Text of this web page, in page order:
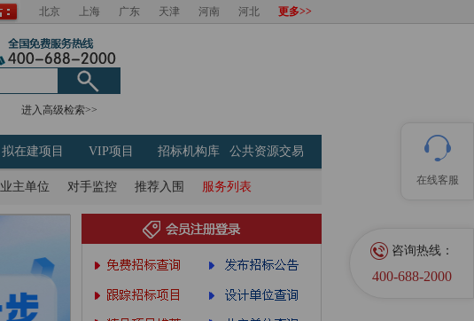
更多>>
河北
河南
天津
广东
上海
北京
进入高级检索>>
拟在建项目 VIP项目 招标机构库 公共资源交易
业主单位 对手监控 推荐入围 服务列表 在线客服
咨询热线：
400-688-2000